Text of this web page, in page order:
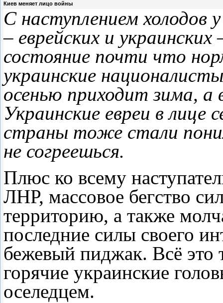
Киев меняет лицо войны
С наступлением холодов
– еврейских и
состояние почти что
украинские
осенью приходит зима,
Украинские евреи в лице
страны тоже стали
не согреешься.
Плюс ко всему
ЛНР, массовое бегство
территорию, а также
последние силы своего
бежевый пиджак. Всё
горячие украинские
оселедцем.